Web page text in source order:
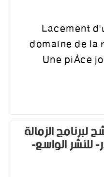
Lacement
domaine de
Une pièce
لبرنامج الزمالة
للنشر الواسع-